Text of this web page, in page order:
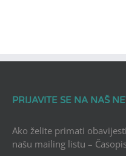
PRIJAVITE SE NA NAŠ
Ako želite primati
našu mailing listu –